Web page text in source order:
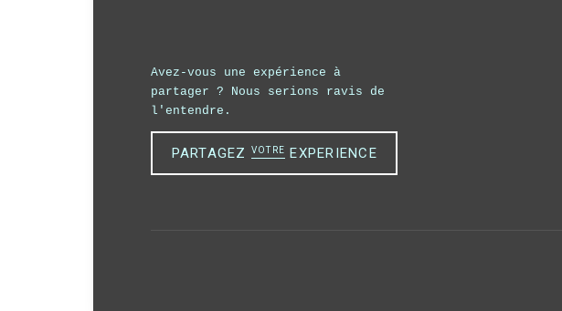
Avez-vous une expérience à
partager ?
Nous serions ravis de
l'entendre.
PARTAGEZ VOTRE EXPERIENCE